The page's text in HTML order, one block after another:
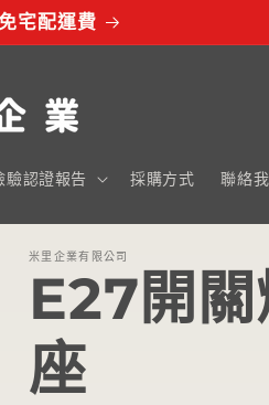
宅配運費
驗認證報告 採購方式 聯絡
米里企業有限公司
E27開
座